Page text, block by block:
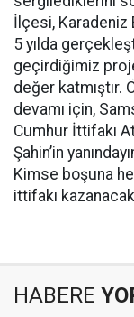
İlçesi, Karadeniz
5 yılda
geçirdiğimiz
değer katmıştır.
devamı için,
Cumhur İttifakı
Şahin’in
Kimse boşuna
ittifakı
HABERE